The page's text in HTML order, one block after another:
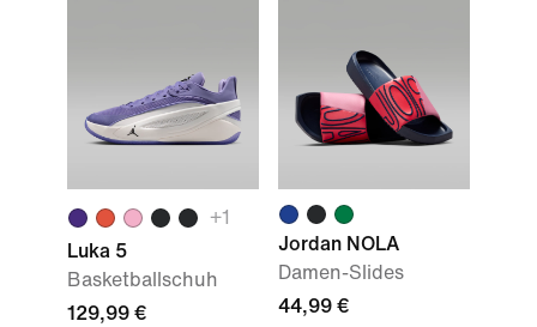
+1
Luka 5
Basketballschuh
129,99 €
Jordan NOLA
Damen-Slides
44,99 €